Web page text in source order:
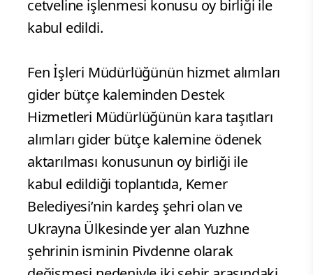
cetveline işlenmesi konusu oy birliği ile
kabul edildi.
Fen İşleri Müdürlüğünün hizmet alımları
gider bütçe kaleminden Destek
Hizmetleri Müdürlüğünün kara taşıtları
alımları gider bütçe kalemine ödenek
aktarılması konusunun oy birliği ile
kabul edildiği toplantıda, Kemer
Belediyesi’nin kardeş şehri olan ve
Ukrayna Ülkesinde yer alan Yuzhne
şehrinin isminin Pivdenne olarak